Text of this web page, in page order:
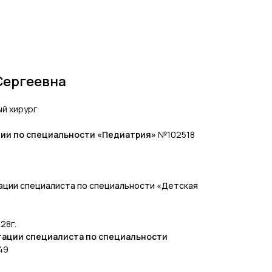
хирург
по специальности «Педиатрия» №102518
специалиста по специальности «Детская
специалиста по специальности